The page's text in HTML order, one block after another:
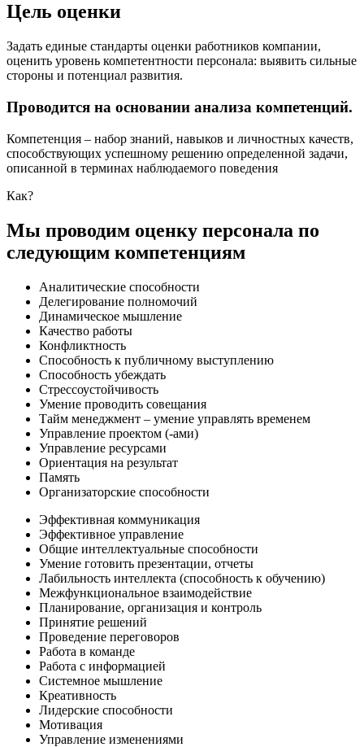
Цель оценки
Задать единые стандарты оценки работников компании,
оценить уровень компетентности персонала: выявить сильные
стороны и потенциал развития.
Проводится на основании анализа компетенций.
Компетенция – набор знаний, навыков и личностных качеств,
способствующих успешному решению определенной задачи,
описанной в терминах наблюдаемого поведения
Как?
Мы проводим оценку персонала по
следующим компетенциям
Аналитические способности
Делегирование полномочий
Динамическое мышление
Качество работы
Конфликтность
Способность к публичному выступлению
Способность убеждать
Стрессоустойчивость
Умение проводить совещания
Тайм менеджмент – умение управлять временем
Управление проектом (-ами)
Управление ресурсами
Ориентация на результат
Память
Организаторские способности
Эффективная коммуникация
Эффективное управление
Общие интеллектуальные способности
Умение готовить презентации, отчеты
Лабильность интеллекта (способность к обучению)
Межфункциональное взаимодействие
Планирование, организация и контроль
Принятие решений
Проведение переговоров
Работа в команде
Работа с информацией
Системное мышление
Креативность
Лидерские способности
Мотивация
Управление изменениями